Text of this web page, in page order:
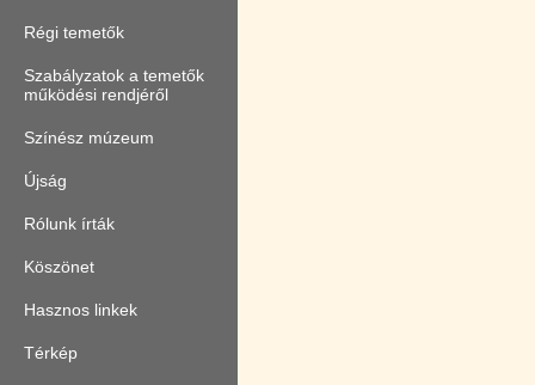
Régi temetők
Szabályzatok a temetők
működési rendjéről
Színész múzeum
Újság
Rólunk írták
Köszönet
Hasznos linkek
Térkép